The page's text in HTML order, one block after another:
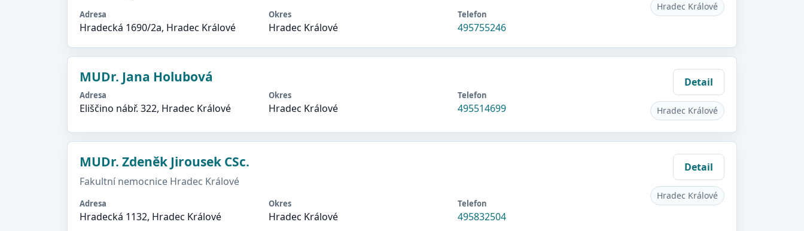
Adresa
Hradecká 1690/2a, Hradec Králové
Okres
Hradec Králové
Telefon
495755246
Hradec Králové
MUDr. Jana Holubová
Adresa
Eliščino nábř. 322, Hradec Králové
Okres
Hradec Králové
Telefon
495514699
Detail
Hradec Králové
MUDr. Zdeněk Jirousek CSc.
Fakultní nemocnice Hradec Králové
Adresa
Hradecká 1132, Hradec Králové
Okres
Hradec Králové
Telefon
495832504
Detail
Hradec Králové